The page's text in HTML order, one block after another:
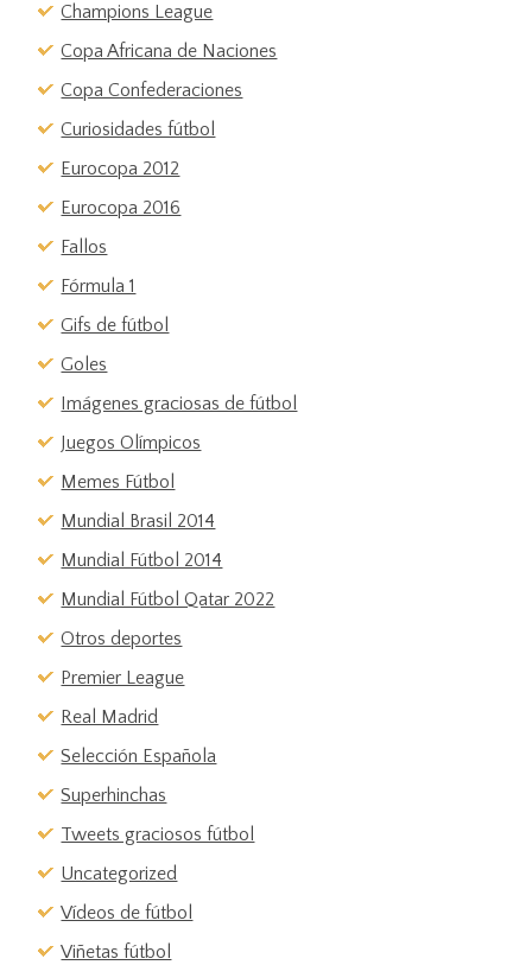
Champions League
Copa Africana de Naciones
Copa Confederaciones
Curiosidades fútbol
Eurocopa 2012
Eurocopa 2016
Fallos
Fórmula 1
Gifs de fútbol
Goles
Imágenes graciosas de fútbol
Juegos Olímpicos
Memes Fútbol
Mundial Brasil 2014
Mundial Fútbol 2014
Mundial Fútbol Qatar 2022
Otros deportes
Premier League
Real Madrid
Selección Española
Superhinchas
Tweets graciosos fútbol
Uncategorized
Vídeos de fútbol
Viñetas fútbol